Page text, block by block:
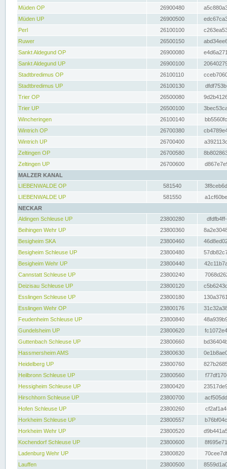
Müden OP
26900480
Müden UP
26900500
Perl
26100100
Ruwer
26500150
Sankt Aldegund OP
26900080
Sankt Aldegund UP
26900100
Stadtbredimus OP
26100110
Stadtbredimus UP
26100130
Trier OP
26500080
Trier UP
26500100
Wincheringen
26100140
Wintrich OP
26700380
Wintrich UP
26700400
Zeltingen OP
26700580
Zeltingen UP
26700600
MALZER KANAL
LIEBENWALDE OP
581540
LIEBENWALDE UP
581550
NECKAR
Aldingen Schleuse UP
23800280
Beihingen Wehr UP
23800360
Besigheim SKA
23800460
Besigheim Schleuse UP
23800480
Besigheim Wehr UP
23800440
Cannstatt Schleuse UP
23800240
Deizisau Schleuse UP
23800120
Esslingen Schleuse UP
23800180
Esslingen Wehr OP
23800176
Feudenheim Schleuse UP
23800840
Gundelsheim UP
23800620
Guttenbach Schleuse UP
23800660
Hassmersheim AMS
23800630
Heidelberg UP
23800760
Heilbronn Schleuse UP
23800560
Hessigheim Schleuse UP
23800420
Hirschhorn Schleuse UP
23800700
Hofen Schleuse UP
23800260
Horkheim Schleuse UP
23800557
Horkheim Wehr UP
23800520
Kochendorf Schleuse UP
23800600
Ladenburg Wehr UP
23800820
Lauffen
23800500